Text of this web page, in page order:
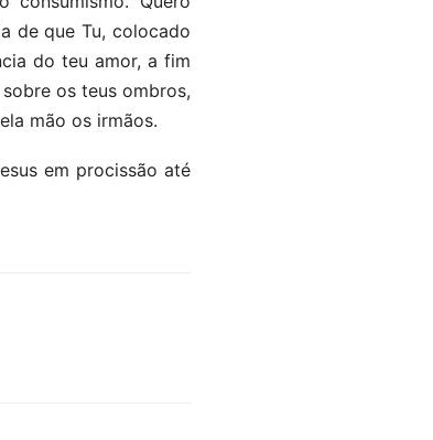
de que Tu, colocado
do teu amor, a fim
os teus ombros,
mão os irmãos.
em procissão até